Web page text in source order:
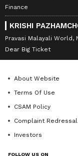
Finance
KRISHI
Pravasi Malayali World,
Dear Big Ticket
About Website
Terms Of Use
CSAM Policy
Complaint
Investors
FOLLOW US ON